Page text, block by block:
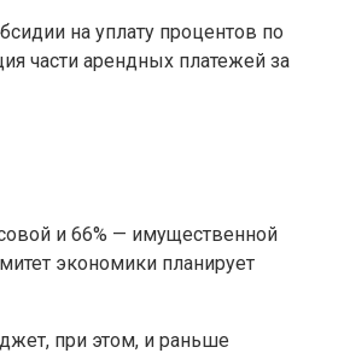
на уплату процентов по
части арендных платежей за
и 66% — имущественной
экономики планирует
при этом, и раньше